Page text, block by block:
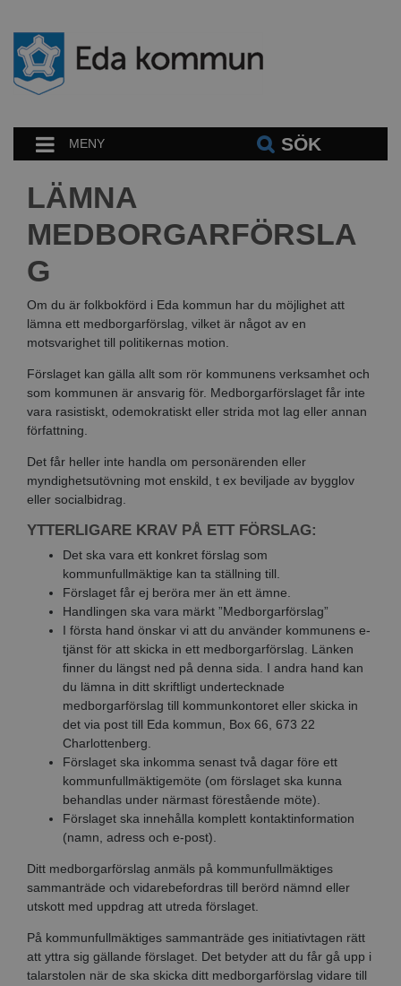
MENY SÖK
LÄMNA
MEDBORGARFÖRSLA
G
Om du är folkbokförd i Eda kommun har du möjlighet att
lämna ett medborgarförslag, vilket är något av en
motsvarighet till politikernas motion.
Förslaget kan gälla allt som rör kommunens verksamhet och
som kommunen är ansvarig för. Medborgarförslaget får inte
vara rasistiskt, odemokratiskt eller strida mot lag eller annan
författning.
Det får heller inte handla om personärenden eller
myndighetsutövning mot enskild, t ex beviljade av bygglov
eller socialbidrag.
YTTERLIGARE KRAV PÅ ETT FÖRSLAG:
Det ska vara ett konkret förslag som
kommunfullmäktige kan ta ställning till.
Förslaget får ej beröra mer än ett ämne.
Handlingen ska vara märkt ”Medborgarförslag”
I första hand önskar vi att du använder kommunens e-
tjänst för att skicka in ett medborgarförslag. Länken
finner du längst ned på denna sida. I andra hand kan
du lämna in ditt skriftligt undertecknade
medborgarförslag till kommunkontoret eller skicka in
det via post till Eda kommun, Box 66, 673 22
Charlottenberg.
Förslaget ska inkomma senast två dagar före ett
kommunfullmäktigemöte (om förslaget ska kunna
behandlas under närmast förestående möte).
Förslaget ska innehålla komplett kontaktinformation
(namn, adress och e-post).
Ditt medborgarförslag anmäls på kommunfullmäktiges
sammanträde och vidarebefordras till berörd nämnd eller
utskott med uppdrag att utreda förslaget.
På kommunfullmäktiges sammanträde ges initiativtagen rätt
att yttra sig gällande förslaget. Det betyder att du får gå upp i
talarstolen när de ska skicka ditt medborgarförslag vidare till